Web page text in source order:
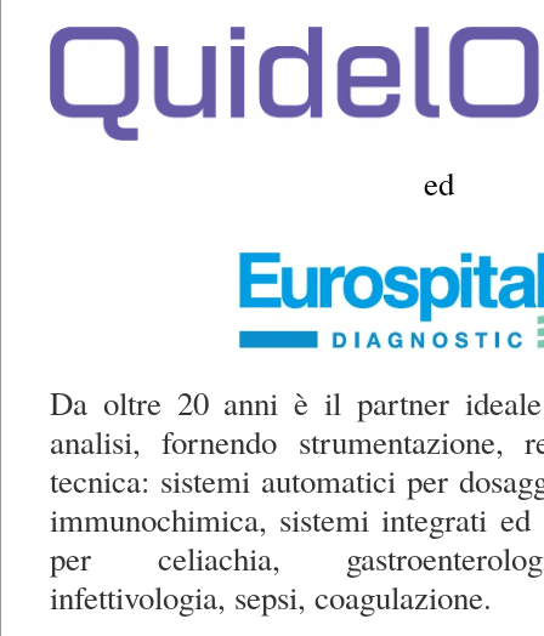
ed
Da oltre 20 anni è il partner
analisi, fornendo strumentazione,
tecnica: sistemi automatici per
immunochimica, sistemi integrati ed
per celiachia,
infettivologia, sepsi, coagulazione.